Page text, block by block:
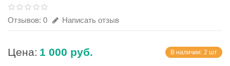
Отзывов: 0 Написать отзыв
Цена: 1 000 руб. В наличии: 2 шт